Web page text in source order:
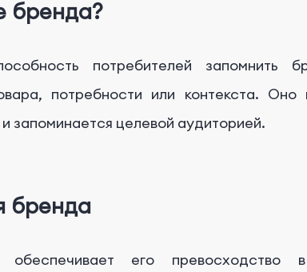
бренда?
потребителей запомнить
потребности или контекста. Оно
запоминается целевой аудиторией.
бренда
его превосходство